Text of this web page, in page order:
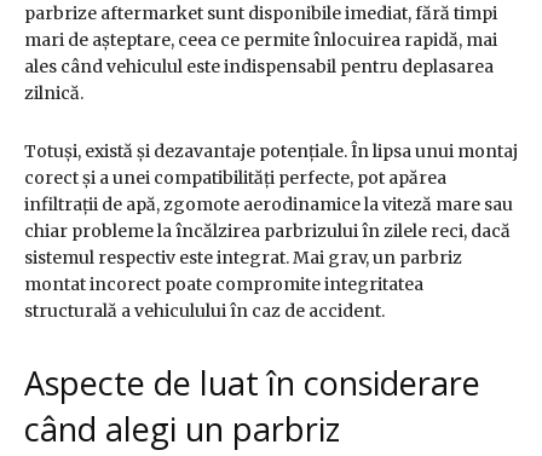
parbrize aftermarket sunt disponibile imediat, fără timpi
mari de așteptare, ceea ce permite înlocuirea rapidă, mai
ales când vehiculul este indispensabil pentru deplasarea
zilnică.
Totuși, există și dezavantaje potențiale. În lipsa unui montaj
corect și a unei compatibilități perfecte, pot apărea
infiltrații de apă, zgomote aerodinamice la viteză mare sau
chiar probleme la încălzirea parbrizului în zilele reci, dacă
sistemul respectiv este integrat. Mai grav, un parbriz
montat incorect poate compromite integritatea
structurală a vehiculului în caz de accident.
Aspecte de luat în considerare
când alegi un parbriz